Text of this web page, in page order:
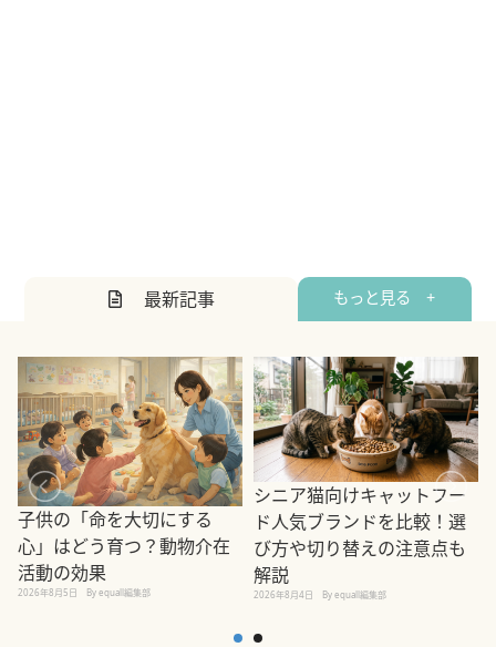
最新記事 もっと見る +
子供の「命を大切にする
心」はどう育つ？動物介在
活動の効果
2026年8月5日 By equall編集部
シニア猫向けキャットフー
ド人気ブランドを比較！選
び方や切り替えの注意点も
解説
2026年8月4日 By equall編集部